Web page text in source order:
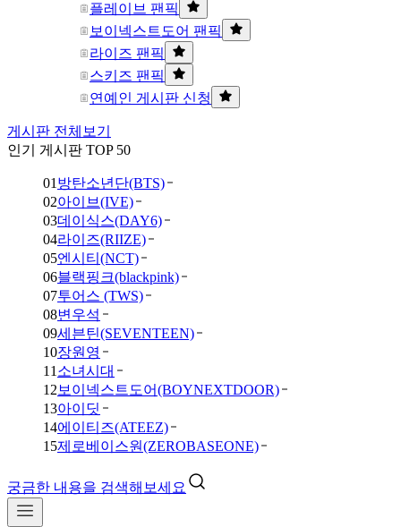
플레이브 팬픽
보이넥스트도어 팬픽
라이즈 팬픽
스키즈 팬픽
연예인 게시판 신청
게시판 전체보기
인기 게시판 TOP 50
01 방탄소년단(BTS)
02아이브(IVE)
03데이식스(DAY6)
04라이즈(RIIZE)
05엔시티(NCT)
06블랙핑크(blackpink)
07투어스 (TWS)
08변우석
09세븐틴(SEVENTEEN)
10장원영
11 소녀시대
12 보이넥스트도어(BOYNEXTDOOR)
13아이딧
14에이티즈(ATEEZ)
15제로베이스원(ZEROBASEONE)
궁금한 내용을 검색해보세요